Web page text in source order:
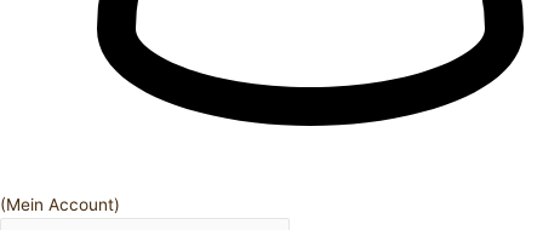
(Mein Account)